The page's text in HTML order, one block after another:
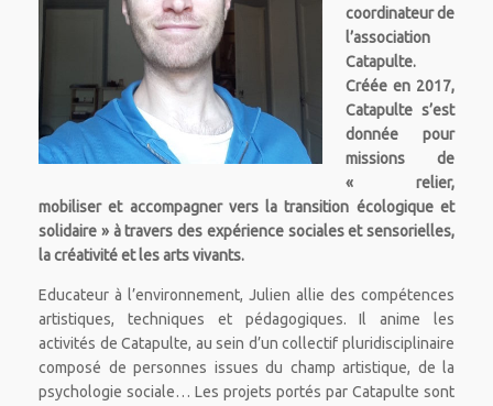
coordinateur de
l’association
Catapulte.
Créée en 2017,
Catapulte s’est
donnée pour
missions de
« relier,
mobiliser et accompagner vers la transition écologique et
solidaire » à travers des expérience sociales et sensorielles,
la créativité et les arts vivants.
Educateur à l’environnement, Julien allie des compétences
artistiques, techniques et pédagogiques. Il anime les
activités de Catapulte, au sein d’un collectif pluridisciplinaire
composé de personnes issues du champ artistique, de la
psychologie sociale… Les projets portés par Catapulte sont